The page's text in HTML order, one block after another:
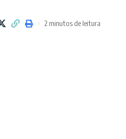
2 minutos de leitura